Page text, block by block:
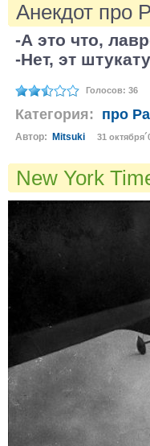
Анекдот про
-А это что,
-Нет, эт
Голосов: 36
Категория: про
Автор: Mitsuki 31
New York